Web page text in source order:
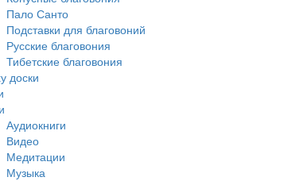
Пало Санто
Подставки для благовоний
Русские благовония
Тибетские благовония
доски
Аудиокниги
Видео
Медитации
Музыка